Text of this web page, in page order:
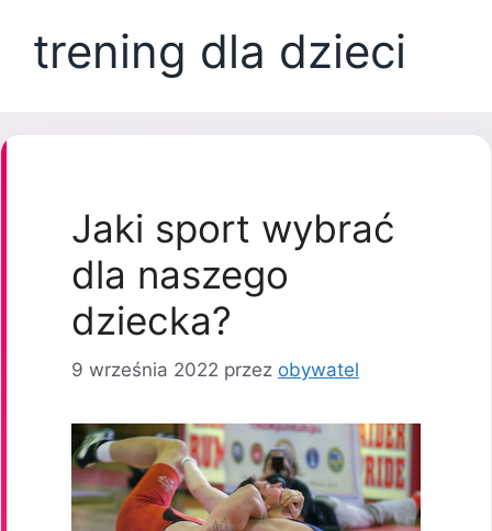
trening dla dzieci
Jaki sport wybrać
dla naszego
dziecka?
9 września 2022 przez obywatel